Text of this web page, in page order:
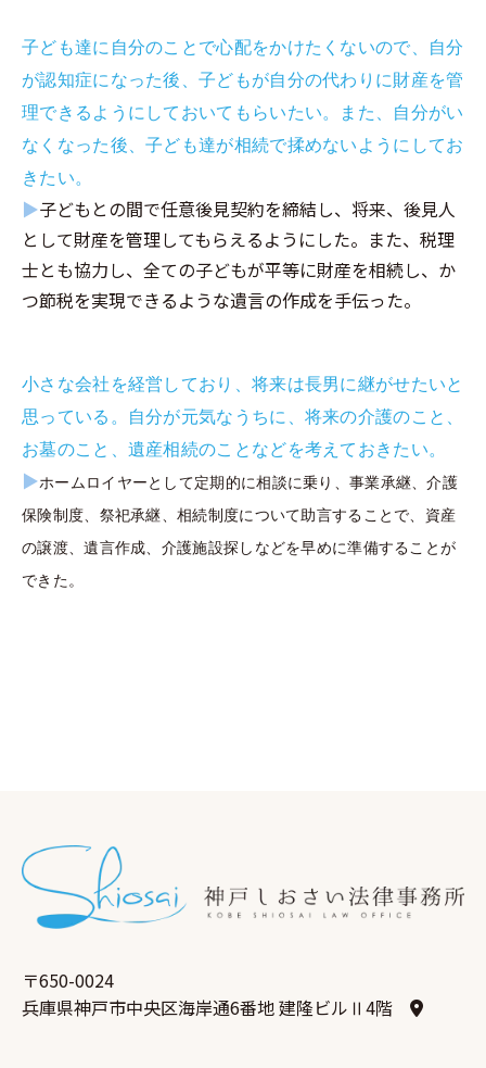
子ども達に自分のことで心配をかけたくないので、自分
が認知症になった後、子どもが自分の代わりに財産を管
理できるようにしておいてもらいたい。また、自分がい
なくなった後、子ども達が相続で揉めないようにしてお
きたい。
▶子どもとの間で任意後見契約を締結し、将来、後見人
として財産を管理してもらえるようにした。また、税理
士とも協力し、全ての子どもが平等に財産を相続し、か
つ節税を実現できるような遺言の作成を手伝った。
小さな会社を経営しており、将来は長男に継がせたいと
思っている。自分が元気なうちに、将来の介護のこと、
お墓のこと、遺産相続のことなどを考えておきたい。
▶ホームロイヤーとして定期的に相談に乗り、事業承継、介護
保険制度、祭祀承継、相続制度について助言することで、資産
の譲渡、遺言作成、介護施設探しなどを早めに準備することが
できた。
〒650-0024
兵庫県神戸市中央区海岸通6番地 建隆ビルⅡ4階